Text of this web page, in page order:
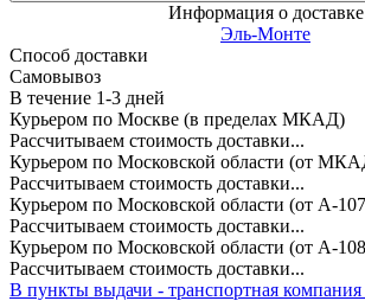
Информация о доставке
Эль-Монте
Способ доставки
Самовывоз
В течение 1-3 дней
Курьером по Москве (в пределах МКАД)
Рассчитываем стоимость доставки...
Курьером по Московской области (от
Рассчитываем стоимость доставки...
Курьером по Московской области (от А-
Рассчитываем стоимость доставки...
Курьером по Московской области (от А-
Рассчитываем стоимость доставки...
В пункты выдачи - транспортная